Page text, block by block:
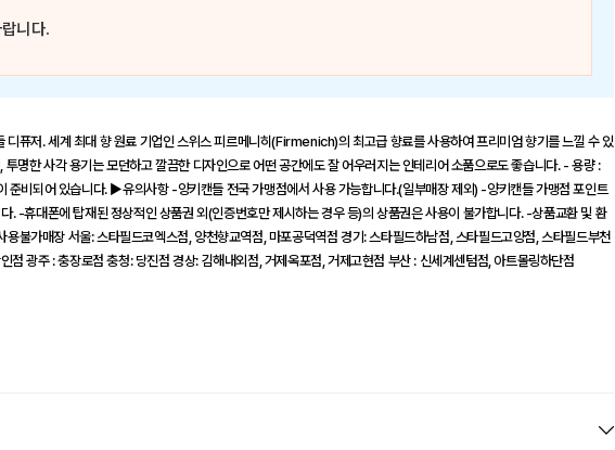
니다.
퓨저. 세계 최대 향 원료 기업인 스위스 피르메니히(Firmenich)의 최고급 향료를 사용하여 프리미엄 향기를 느낄 수 있
명한 사각 용기는 모던하고 깔끔한 디자인으로 어떤 공간에도 잘 어우러지는 인테리어 소품으로도 좋습니다. - 용량 :
비되어 있습니다. ▶유의사항 -양키캔들 전국 가맹점에서 사용 가능합니다.(일부매장 제외) -양키캔들 가맹점 포인트
. -휴대폰에 탑재된 정상적인 상품권 외(인증번호만 제시하는 경우 등)의 상품권은 사용이 불가합니다. -상품교환 및 환
불가매장 서울: 스타필드코엑스점, 양천향교역점, 마포공덕역점 경기: 스타필드하남점, 스타필드고양점, 스타필드부천
점 광주 : 충장로점 충청: 당진점 경상: 김해내외점, 거제옥포점, 거제고현점 부산 : 신세계센텀점, 아트몰링하단점